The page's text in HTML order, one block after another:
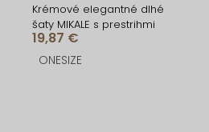
Krémové elegantné dlhé
šaty MIKALE s prestrihmi
19,87 €
ONESIZE